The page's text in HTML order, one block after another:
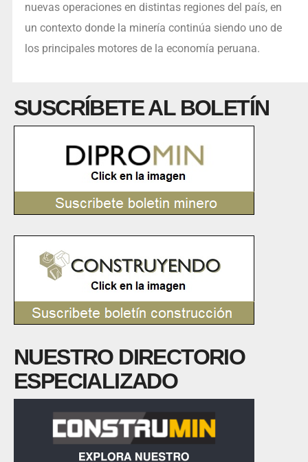
nuevas operaciones en distintas regiones del país, en
un contexto donde la minería continúa siendo uno de
los principales motores de la economía peruana.
SUSCRÍBETE AL BOLETÍN
NUESTRO DIRECTORIO
ESPECIALIZADO